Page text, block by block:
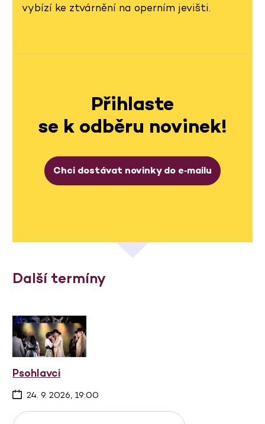
vybízí ke ztvárnění na operním jevišti.
Přihlaste
se k odběru novinek!
Chci dostávat novinky do e‑mailu
Další termíny
Psohlavci
24. 9. 2026, 19:00